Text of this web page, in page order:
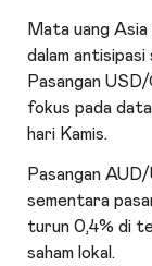
Mata uang Asia
dalam antisipasi
Pasangan
fokus pada
hari Kamis.
Pasangan
sementara
turun 0,4% di
saham lokal.